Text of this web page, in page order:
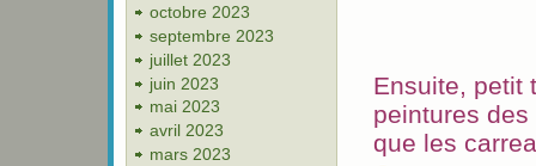
octobre 2023
septembre 2023
juillet 2023
juin 2023
mai 2023
avril 2023
mars 2023
Ensuite, petit
peintures des
que les